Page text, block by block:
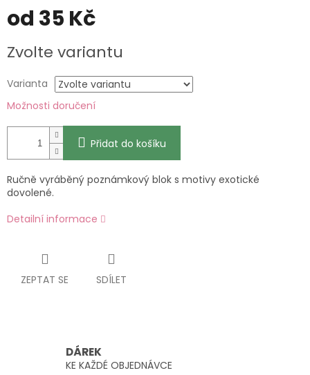
od 35 Kč
cena:
Zvolte variantu
Varianta
Možnosti doručení
Přidat do košíku
Ručně vyráběný poznámkový blok s motivy exotické
dovolené.
Detailní informace
ZEPTAT SE SDÍLET
DÁREK
KE KAŽDÉ OBJEDNÁVCE